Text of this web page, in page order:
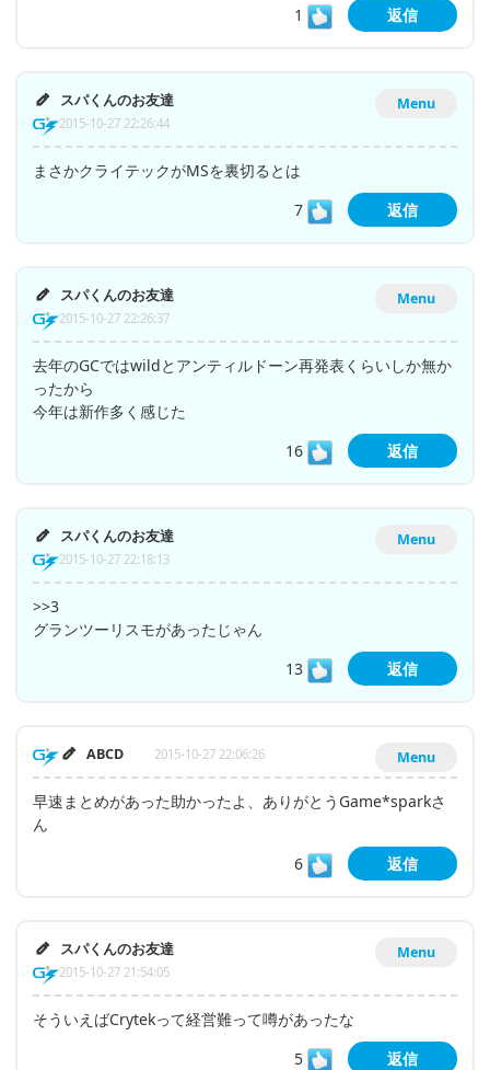
1
返信
Menu
スパくんのお友達
2015-10-27 22:26:44
まさかクライテックがMSを裏切るとは
7
返信
Menu
スパくんのお友達
2015-10-27 22:26:37
去年のGCではwildとアンティルドーン再発表くらいしか無か
ったから
今年は新作多く感じた
16
返信
Menu
スパくんのお友達
2015-10-27 22:18:13
>>3
グランツーリスモがあったじゃん
13
返信
Menu
ABCD 2015-10-27 22:06:26
早速まとめがあった助かったよ、ありがとうGame*sparkさ
ん
6
返信
Menu
スパくんのお友達
2015-10-27 21:54:05
そういえばCrytekって経営難って噂があったな
5
返信